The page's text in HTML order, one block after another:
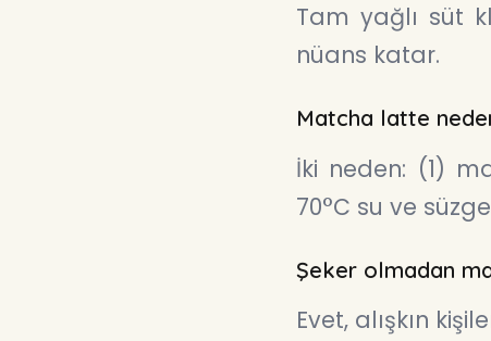
Tam yağlı süt
nüans katar.
Matcha latte
İki neden: (1)
70°C su ve
Şeker olmadan
Evet, alışkın